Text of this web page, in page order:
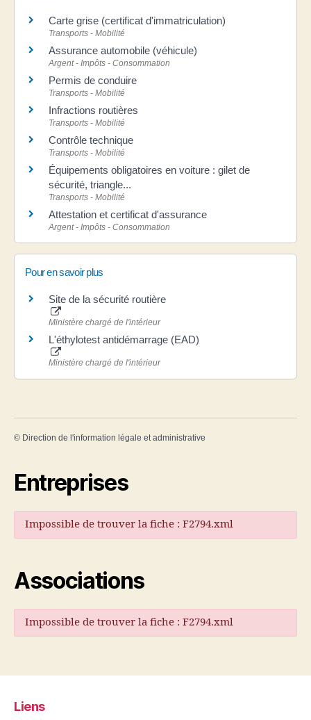
Carte grise (certificat d'immatriculation)
Transports - Mobilité
Assurance automobile (véhicule)
Argent - Impôts - Consommation
Permis de conduire
Transports - Mobilité
Infractions routières
Transports - Mobilité
Contrôle technique
Transports - Mobilité
Équipements obligatoires en voiture : gilet de
sécurité, triangle...
Transports - Mobilité
Attestation et certificat d'assurance
Argent - Impôts - Consommation
Pour en savoir plus
Site de la sécurité routière
Ministère chargé de l'intérieur
L'éthylotest antidémarrage (EAD)
Ministère chargé de l'intérieur
© Direction de l'information légale et administrative
Entreprises
Impossible de trouver la fiche : F2794.xml
Associations
Impossible de trouver la fiche : F2794.xml
Liens